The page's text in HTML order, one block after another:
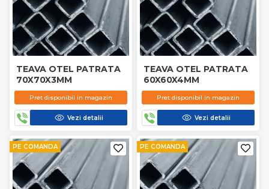
TEAVA OTEL PATRATA
70X70X3MM
Pret disponibil in magazin
Vezi detalii
TEAVA OTEL PATRATA
60X60X4MM
Pret disponibil in magazin
Vezi detalii
PE COMANDA PE COMANDA